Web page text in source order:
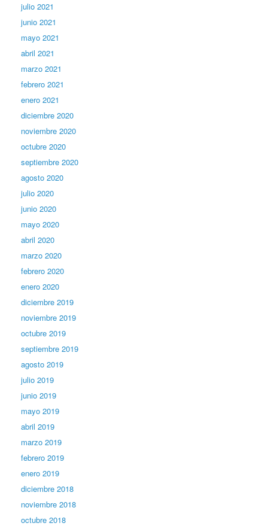
julio 2021
junio 2021
mayo 2021
abril 2021
marzo 2021
febrero 2021
enero 2021
diciembre 2020
noviembre 2020
octubre 2020
septiembre 2020
agosto 2020
julio 2020
junio 2020
mayo 2020
abril 2020
marzo 2020
febrero 2020
enero 2020
diciembre 2019
noviembre 2019
octubre 2019
septiembre 2019
agosto 2019
julio 2019
junio 2019
mayo 2019
abril 2019
marzo 2019
febrero 2019
enero 2019
diciembre 2018
noviembre 2018
octubre 2018